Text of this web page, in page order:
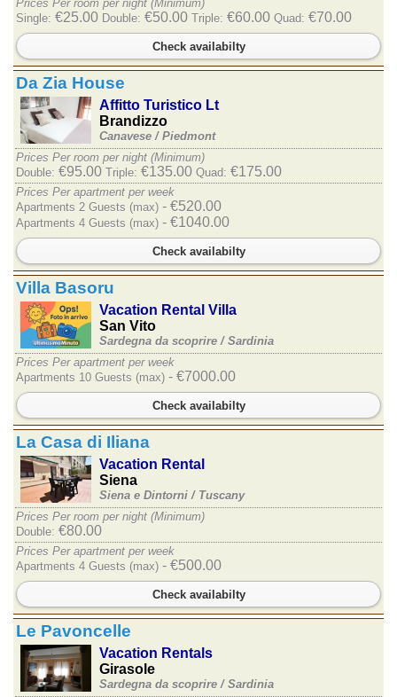
Prices Per room per night (Minimum)
Single: €25.00 Double: €50.00 Triple: €60.00 Quad: €70.00
Check availabilty
Da Zia House
Affitto Turistico Lt
Brandizzo
Canavese / Piedmont
Prices Per room per night (Minimum)
Double: €95.00 Triple: €135.00 Quad: €175.00
Prices Per apartment per week
Apartments 2 Guests (max) - €520.00
Apartments 4 Guests (max) - €1040.00
Check availabilty
Villa Basoru
Vacation Rental Villa
San Vito
Sardegna da scoprire / Sardinia
Prices Per apartment per week
Apartments 10 Guests (max) - €7000.00
Check availabilty
La Casa di Iliana
Vacation Rental
Siena
Siena e Dintorni / Tuscany
Prices Per room per night (Minimum)
Double: €80.00
Prices Per apartment per week
Apartments 4 Guests (max) - €500.00
Check availabilty
Le Pavoncelle
Vacation Rentals
Girasole
Sardegna da scoprire / Sardinia